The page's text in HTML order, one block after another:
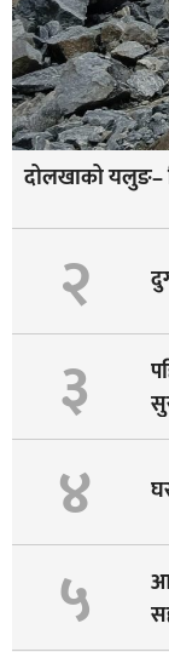
दोलखाको यलुङ–
२
३
४
५